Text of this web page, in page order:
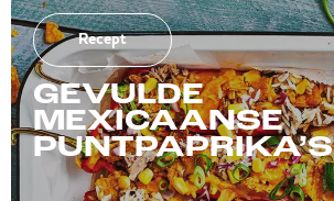
Recept
GEVULDE
MEXICAANSE
PUNTPAPRIKA’S